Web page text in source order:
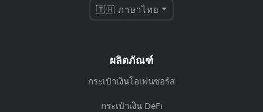
🇹🇭 ภาษาไทย
ผลิตภัณฑ์
กระเป๋าเงินโอเพ่นซอร์ส
กระเป๋าเงิน DeFi